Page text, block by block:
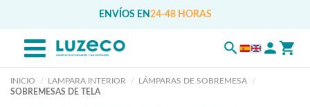
ENVÍOS EN 24-48 HORAS
INICIO LAMPARA INTERIOR
LÁMPARAS DE SOBREMESA
SOBREMESAS DE TELA